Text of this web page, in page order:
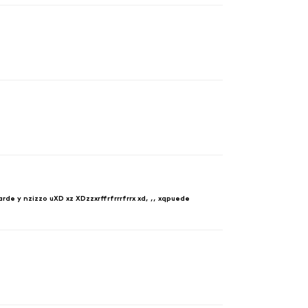
y nzizzo uXD xz XDzzxrffrfrrrfrrx xd, ,, xqpuede